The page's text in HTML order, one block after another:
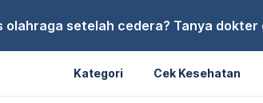
olahraga setelah cedera? Tanya dokter
Kategori Cek Kesehatan